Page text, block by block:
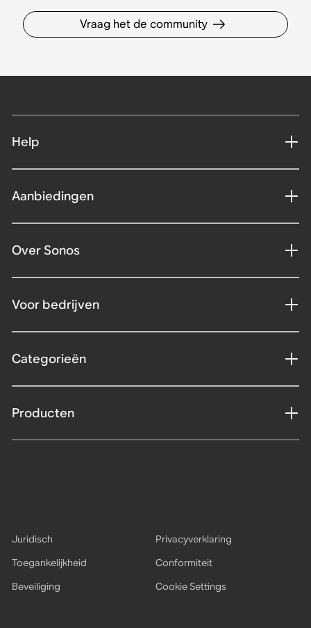
Vraag het de community
Help
Aanbiedingen
Over Sonos
Voor bedrijven
Categorieën
Producten
Juridisch
Privacyverklaring
Toegankelijkheid
Conformiteit
Beveiliging
Cookie Settings